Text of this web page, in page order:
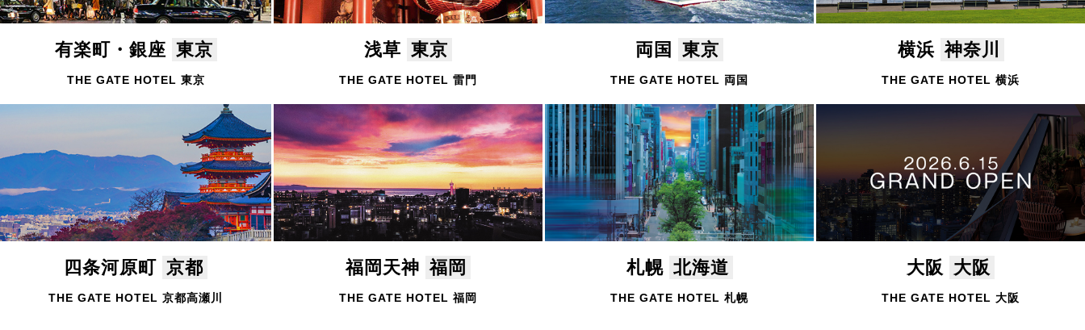
有楽町・銀座 東京
THE GATE HOTEL 東京
浅草 東京
THE GATE HOTEL 雷門
両国 東京
THE GATE HOTEL 両国
横浜 神奈川
THE GATE HOTEL 横浜
四条河原町 京都
THE GATE HOTEL 京都高瀬川
福岡天神 福岡
THE GATE HOTEL 福岡
札幌 北海道
THE GATE HOTEL 札幌
大阪 大阪
THE GATE HOTEL 大阪